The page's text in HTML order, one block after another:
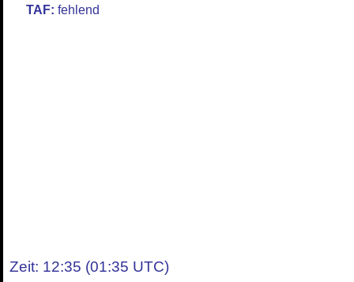
TAF: fehlend
Zeit: 12:35 (01:35 UTC)